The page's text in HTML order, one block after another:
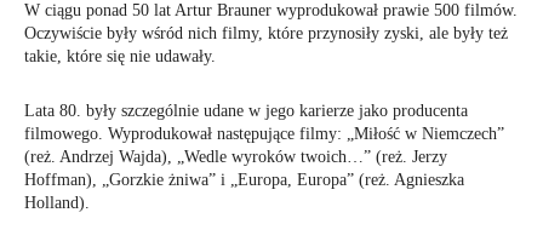
W ciągu ponad 50 lat Artur Brauner wyprodukował prawie 500 filmów.
Oczywiście były wśród nich filmy, które przynosiły zyski, ale były też
takie, które się nie udawały.
Lata 80. były szczególnie udane w jego karierze jako producenta
filmowego. Wyprodukował następujące filmy: „Miłość w Niemczech”
(reż. Andrzej Wajda), „Wedle wyroków twoich…” (reż. Jerzy
Hoffman), „Gorzkie żniwa” i „Europa, Europa” (reż. Agnieszka
Holland).